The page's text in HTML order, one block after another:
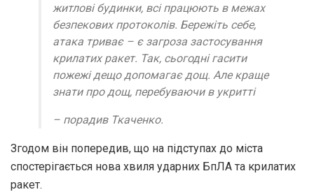
житлові будинки, всі працюють в межах
безпекових протоколів. Бережіть себе,
атака триває – є загроза застосування
крилатих ракет. Так, сьогодні гасити
пожежі дещо допомагає дощ. Але краще
знати про дощ, перебуваючи в укритті
– порадив Ткаченко.
Згодом він попередив, що на підступах до міста
спостерігається нова хвиля ударних БпЛА та крилатих
ракет.